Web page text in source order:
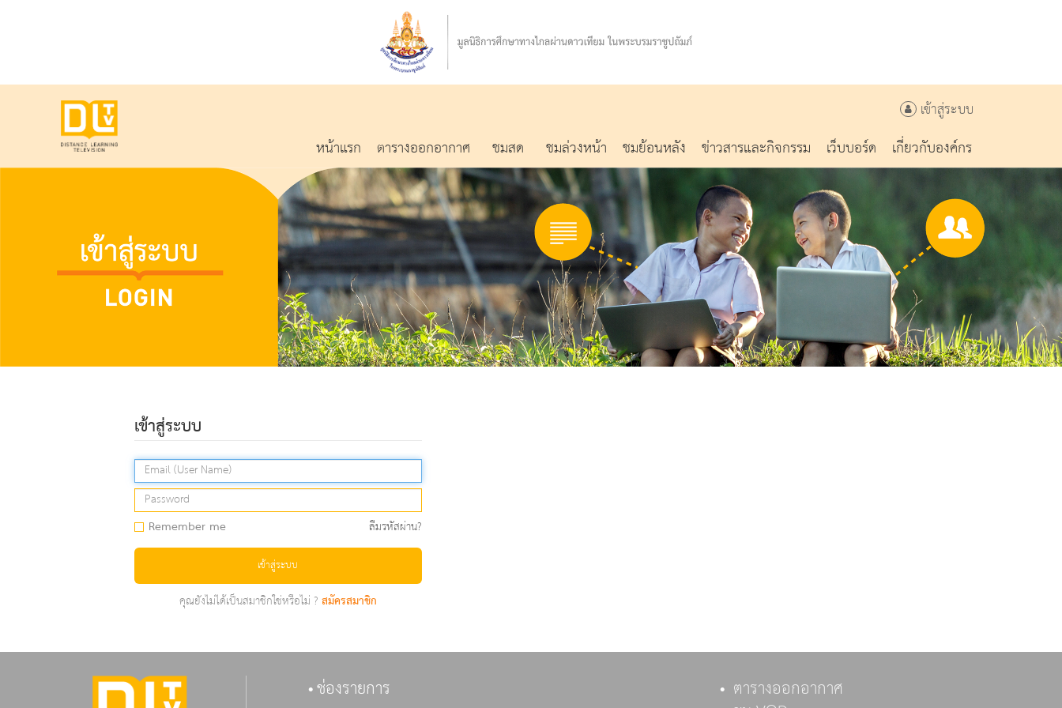
เข้าสู่ระบบ
หน้าแรก ตารางออกอากาศ ชมสด ชมล่วงหน้า ชมย้อนหลัง ข่าวสารและกิจกรรม เว็บบอร์ด เกี่ยวกับองค์กร
เข้าสู่ระบบ
Remember me ลืมรหัสผ่าน?
เข้าสู่ระบบ
คุณยังไม่ได้เป็นสมาชิกใช่หรือไม่ ?สมัครสมาชิก
ช่องรายการ ตารางออกอากาศ